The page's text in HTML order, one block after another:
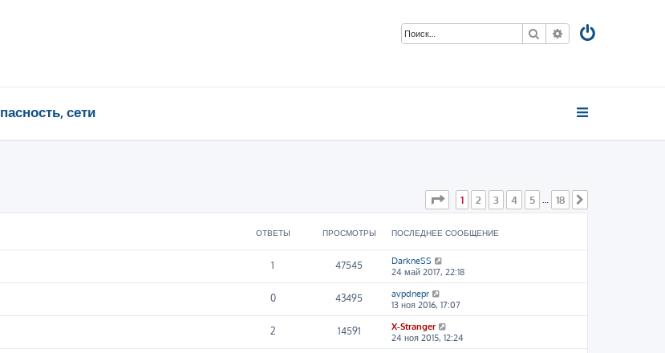
Поиск Расширенный
сети
Страница из
1 2 3 4 5 … 18
ОТВЕТЫ ПРОСМОТРЫ ПОСЛЕДНЕЕ СООБЩЕНИЕ
1 47545
DarkneSS
24 май 2017, 22:18
0 43495
avpdnepr
13 ноя 2016, 17:07
2 14591
X-Stranger
24 ноя 2015, 12:24